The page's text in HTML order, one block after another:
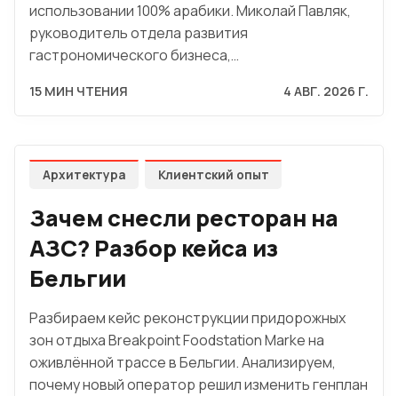
использовании 100% арабики. Миколай Павляк,
руководитель отдела развития
гастрономического бизнеса,…
15 МИН ЧТЕНИЯ 4 АВГ. 2026 Г.
Архитектура Клиентский опыт
Зачем снесли ресторан на
АЗС? Разбор кейса из
Бельгии
Разбираем кейс реконструкции придорожных
зон отдыха Breakpoint Foodstation Marke на
оживлённой трассе в Бельгии. Анализируем,
почему новый оператор решил изменить генплан